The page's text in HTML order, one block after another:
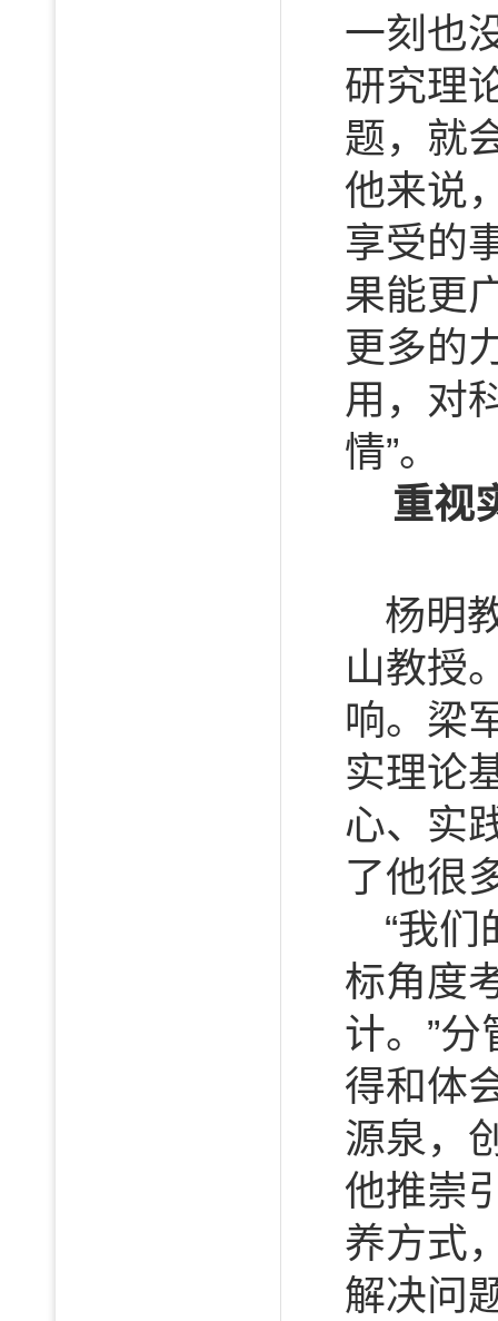
一刻也
研究理
题，就
他来说
享受的
果能更
更多的
用，对
情”。
重视
杨明
山教授
响。梁
实理论
心、实
了他很
“我
标角度
计。”
得和体
源泉，
他推崇
养方式
解决问